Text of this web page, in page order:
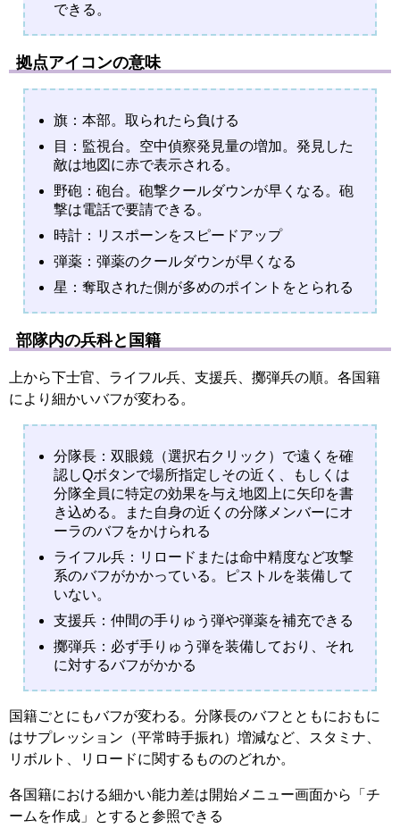
できる。
拠点アイコンの意味
旗：本部。取られたら負ける
目：監視台。空中偵察発見量の増加。発見した
敵は地図に赤で表示される。
野砲：砲台。砲撃クールダウンが早くなる。砲
撃は電話で要請できる。
時計：リスポーンをスピードアップ
弾薬：弾薬のクールダウンが早くなる
星：奪取された側が多めのポイントをとられる
部隊内の兵科と国籍
上から下士官、ライフル兵、支援兵、擲弾兵の順。各国籍
により細かいバフが変わる。
分隊長：双眼鏡（選択右クリック）で遠くを確
認しQボタンで場所指定しその近く、もしくは
分隊全員に特定の効果を与え地図上に矢印を書
き込める。また自身の近くの分隊メンバーにオ
ーラのバフをかけられる
ライフル兵：リロードまたは命中精度など攻撃
系のバフがかかっている。ピストルを装備して
いない。
支援兵：仲間の手りゅう弾や弾薬を補充できる
擲弾兵：必ず手りゅう弾を装備しており、それ
に対するバフがかかる
国籍ごとにもバフが変わる。分隊長のバフとともにおもに
はサプレッション（平常時手振れ）増減など、スタミナ、
リボルト、リロードに関するもののどれか。
各国籍における細かい能力差は開始メニュー画面から「チ
ームを作成」とすると参照できる